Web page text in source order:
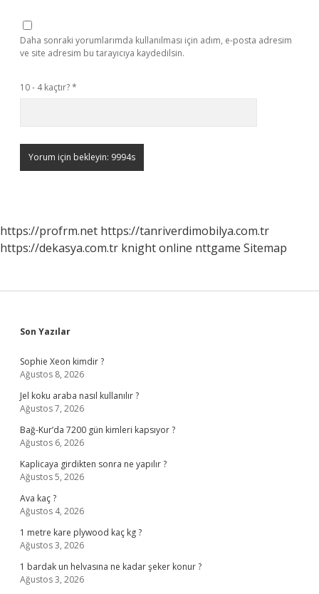
Daha sonraki yorumlarımda kullanılması için adım, e-posta adresim
ve site adresim bu tarayıcıya kaydedilsin.
10 - 4 kaçtır?*
https://profrm.net https://tanriverdimobilya.com.tr
https://dekasya.com.tr knight online nttgame Sitemap
Sidebar
Son Yazılar
Sophie Xeon kimdir ?
Ağustos 8, 2026
Jel koku araba nasıl kullanılır ?
Ağustos 7, 2026
Bağ-Kur’da 7200 gün kimleri kapsıyor ?
Ağustos 6, 2026
Kaplicaya girdikten sonra ne yapılır ?
Ağustos 5, 2026
Ava kaç ?
Ağustos 4, 2026
1 metre kare plywood kaç kg ?
Ağustos 3, 2026
1 bardak un helvasına ne kadar şeker konur ?
Ağustos 3, 2026